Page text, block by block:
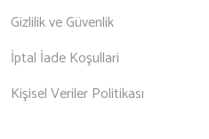
Gizlilik ve Güvenlik
İptal İade Koşullari
Kişisel Veriler Politikası